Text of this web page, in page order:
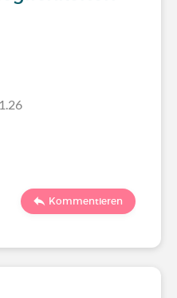
Kommentieren